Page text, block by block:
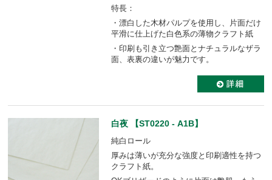
特長：
・漂白した木材パルプを使用し、片面だけ
平滑に仕上げた白色系の薄物クラフト紙
・印刷も引き立つ艶面とナチュラルなザラ
面、表裏の違いが魅力です。
白夜 【ST0220 - A1B】
純白ロール
厚みは薄いが充分な強度と印刷適性を持つ
クラフト紙。